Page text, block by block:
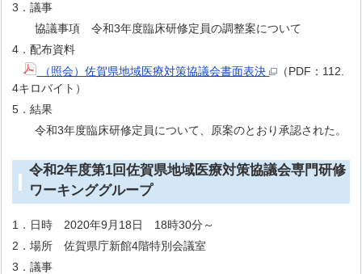
3．議事
協議事項 令和3年度臨床研修定員の調整案について
4．配布資料
（照会）佐賀県地域医療対策協議会書面表決
（PDF：112.
4キロバイト）
5．結果
令和3年度臨床研修定員について、原案のとおり承認された。
令和2年度第1回佐賀県地域医療対策協議会専門研修
ワーキンググループ
1．日時 2020年9月18日 18時30分～
2．場所 佐賀県庁新館4階特別会議室
3．議事